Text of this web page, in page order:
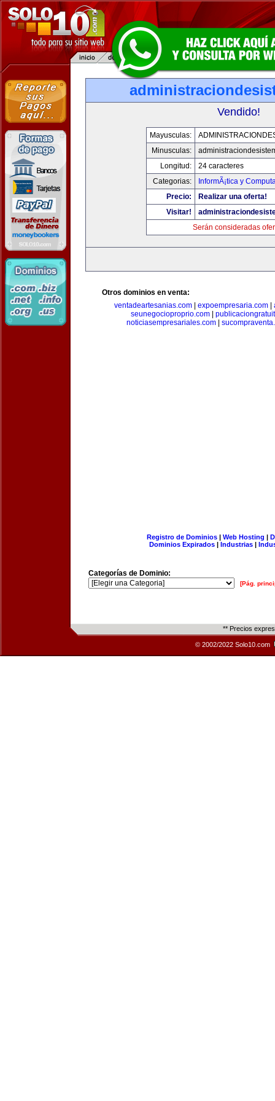
Vendido!
Mayusculas:
Minusculas:
Longitud:
24 caracteres
Categorias:
InformÃ¡tica y
Precio:
Realizar una oferta!
Visitar!
Serán consideradas
Otros dominios en venta:
ventadeartesanias.com| expoempresaria.com|
seunegocioproprio.com
noticiasempresariales.com|
Registro de Dominios| Web Hosting |
Dominios Expirados | Industrias |
Categorías de Dominio:
[Pág.
** Precios
© 2002/2022 Solo10.com